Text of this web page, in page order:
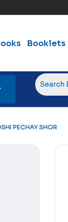
Booklets
PECHAY SHOR